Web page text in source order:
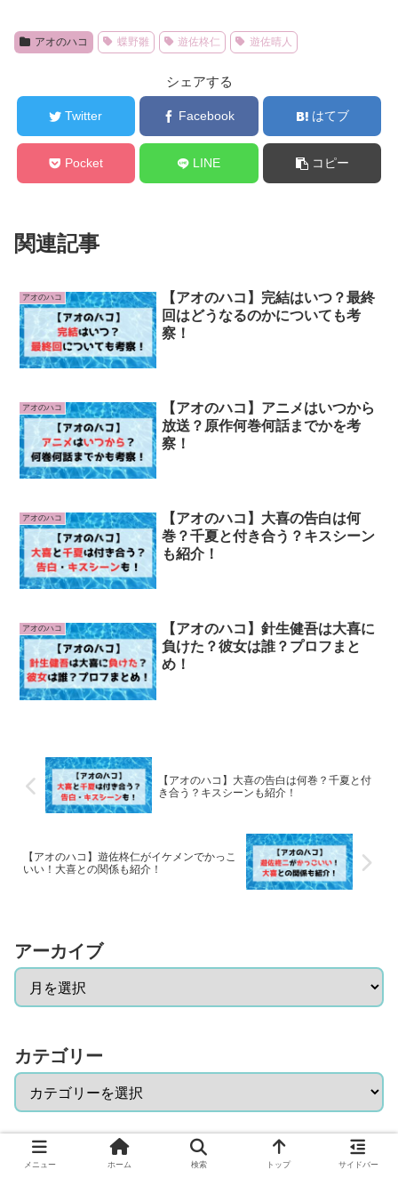
アオのハコ 蝶野雛 遊佐柊仁 遊佐晴人
シェアする
Twitter Facebook はてブ
Pocket LINE コピー
関連記事
アオのハコ
【アオのハコ】完結はいつ？最終
回はどうなるのかについても考
察！
アオのハコ
【アオのハコ】アニメはいつから
放送？原作何巻何話までかを考
察！
アオのハコ
【アオのハコ】大喜の告白は何
巻？千夏と付き合う？キスシーン
も紹介！
アオのハコ
【アオのハコ】針生健吾は大喜に
負けた？彼女は誰？プロフまと
め！
【アオのハコ】大喜の告白は何巻？千夏と付
き合う？キスシーンも紹介！
【アオのハコ】遊佐柊仁がイケメンでかっこ
いい！大喜との関係も紹介！
アーカイブ
カテゴリー
メニュー ホーム 検索 トップ サイドバー